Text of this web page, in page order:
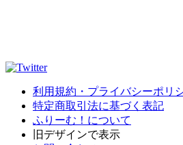
利用規約・プライバシーポリ
特定商取引法に基づく表記
ふりーむ！について
旧デザインで表示